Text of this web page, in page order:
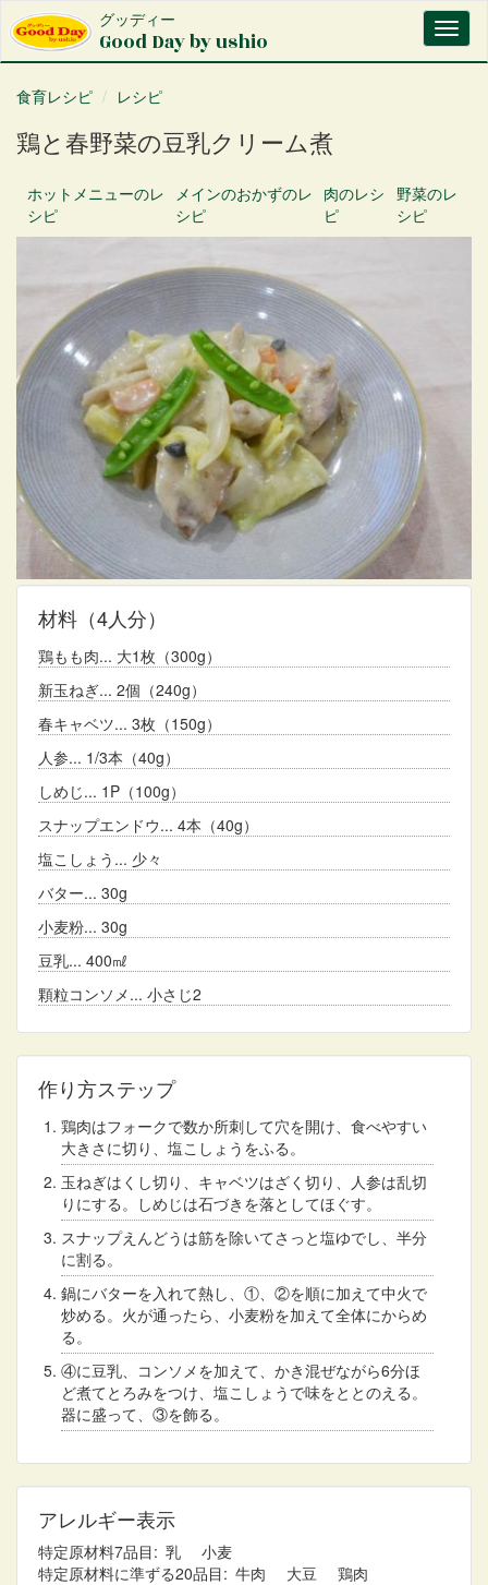
イ
グッディー
Good Day by ushio
食育レシピ
レシピ
鶏と春野菜の豆乳クリーム煮
ホットメニューのレ
シピ
メインのおかずのレ
シピ
肉のレシ
ピ
野菜のレ
シピ
材料 （4人分）
鶏もも肉
大1枚（300g）
新玉ねぎ
2個（240g）
春キャベツ
3枚（150g）
人参
1/3本（40g）
しめじ
1P（100g）
スナップエンドウ
4本（40g）
塩こしょう
少々
バター
30g
小麦粉
30g
豆乳
400㎖
顆粒コンソメ
小さじ2
作り方ステップ
鶏肉はフォークで数か所刺して穴を開け、食べやすい
大きさに切り、塩こしょうをふる。
玉ねぎはくし切り、キャベツはざく切り、人参は乱切
りにする。しめじは石づきを落としてほぐす。
スナップえんどうは筋を除いてさっと塩ゆでし、半分
に割る。
鍋にバターを入れて熱し、①、②を順に加えて中火で
炒める。火が通ったら、小麦粉を加えて全体にからめ
る。
④に豆乳、コンソメを加えて、かき混ぜながら6分ほ
ど煮てとろみをつけ、塩こしょうで味をととのえる。
器に盛って、③を飾る。
アレルギー表示
特定原材料7品目 乳
小麦
特定原材料に準ずる20品目
牛肉 大豆 鶏肉